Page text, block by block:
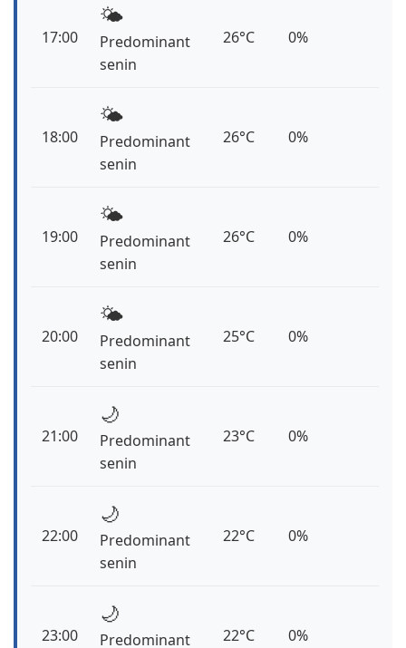
17:00
🌤️
Predominant
senin
26°C 0%
18:00
🌤️
Predominant
senin
26°C 0%
19:00
🌤️
Predominant
senin
26°C 0%
20:00
🌤️
Predominant
senin
25°C 0%
21:00
🌙
Predominant
senin
23°C 0%
22:00
🌙
Predominant
senin
22°C 0%
23:00
🌙
Predominant
22°C 0%